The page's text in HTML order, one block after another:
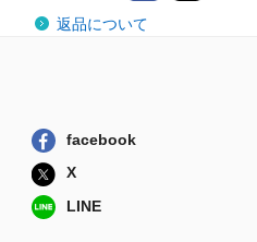
ブロンズ新社
返品について
facebook
X
LINE